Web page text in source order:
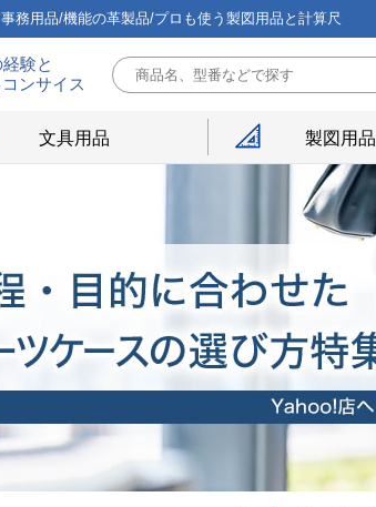
務用品/機能の革製品/プロも使う製図用品と計算尺
験と
ンサイス
文具用品 製図用品